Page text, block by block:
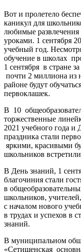
Вот и пролетело
каникул для
любимые развлечения
уроками. 1 сентября
учебный год.
обучение в школах
1 сентября в стране
почти 2 миллиона из
районе будут
первоклашек.
В 10
торжественные
2021 учебного года
праздника стали
яркими, красивыми
школьников
В День знаний, 1
благочиния стали
в
школьников,
с началом нового
в трудах и успехов в
знаний.
В муниципальном
«Сетищенская